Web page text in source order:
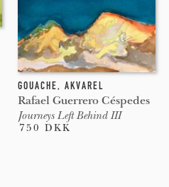
GOUACHE, AKVAREL
Rafael Guerrero Céspedes
Journeys Left Behind III
750 DKK